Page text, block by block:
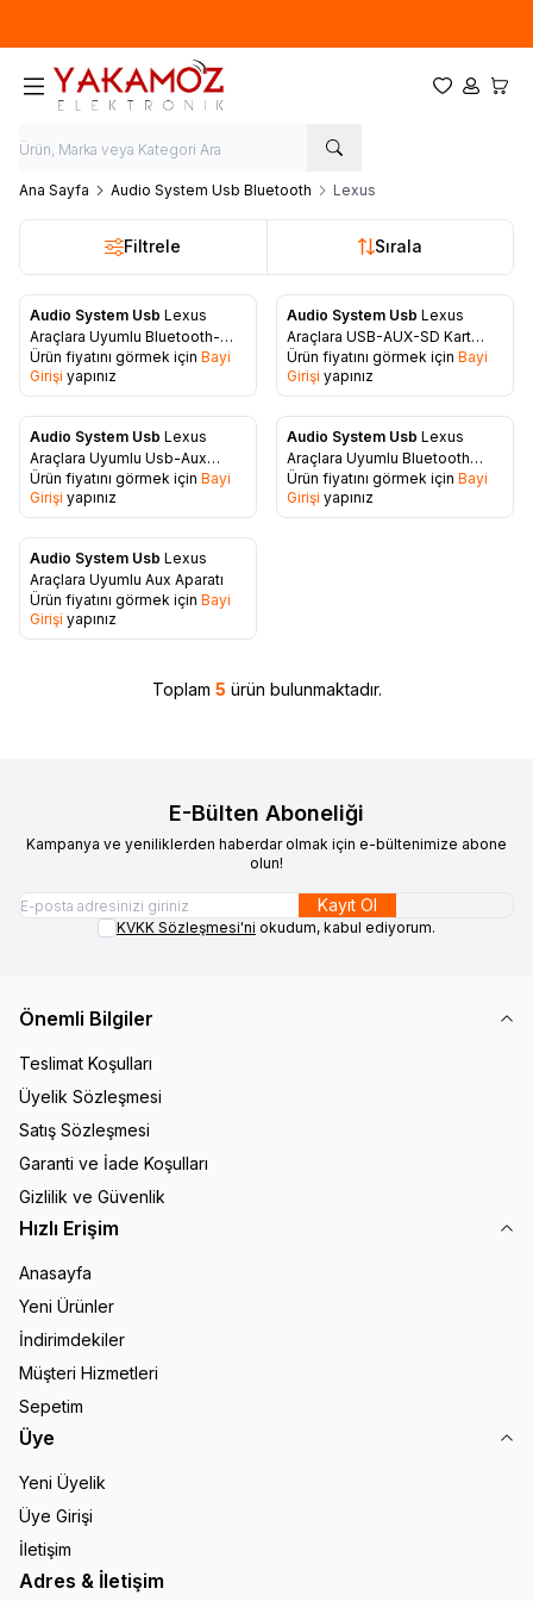
Favorilerim
Hesabım
Ana Sayfa Audio System Usb Bluetooth Lexus
Filtrele Sırala
Favorilere Ekle
Audio System Usb Lexus
Araçlara Uyumlu Bluetooth-
Usb-Aux-SD Kart Aparatı
Ürün fiyatını görmek için Bayi
Girişi yapınız
Favorilere Ekle
Audio System Usb Lexus
Araçlara USB-AUX-SD Kart
Aparatı
Ürün fiyatını görmek için Bayi
Girişi yapınız
Favorilere Ekle
Audio System Usb Lexus
Araçlara Uyumlu Usb-Aux
Aparatı
Ürün fiyatını görmek için Bayi
Girişi yapınız
Favorilere Ekle
Audio System Usb Lexus
Araçlara Uyumlu Bluetooth
Aparatı
Ürün fiyatını görmek için Bayi
Girişi yapınız
Favorilere Ekle
Audio System Usb Lexus
Araçlara Uyumlu Aux Aparatı
Ürün fiyatını görmek için Bayi
Girişi yapınız
Toplam 5 ürün bulunmaktadır.
E-Bülten Aboneliği
Kampanya ve yeniliklerden haberdar olmak için e-bültenimize abone
olun!
Kayıt Ol
KVKK Sözleşmesi'ni okudum, kabul ediyorum.
Önemli Bilgiler
Teslimat Koşulları
Üyelik Sözleşmesi
Satış Sözleşmesi
Garanti ve İade Koşulları
Gizlilik ve Güvenlik
Hızlı Erişim
Anasayfa
Yeni Ürünler
İndirimdekiler
Müşteri Hizmetleri
Sepetim
Üye
Yeni Üyelik
Üye Girişi
İletişim
Adres & İletişim